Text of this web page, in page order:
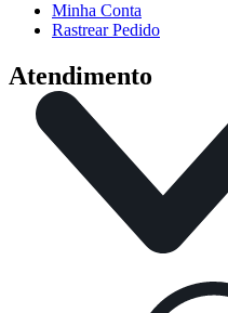
Minha Conta
Rastrear Pedido
Atendimento